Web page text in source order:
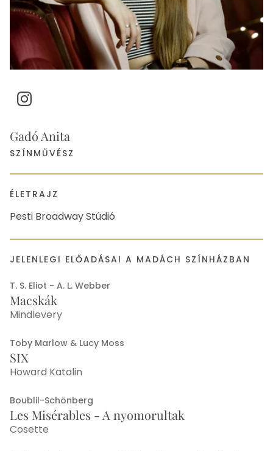
Instagram
Gadó Anita
SZÍNMŰVÉSZ
ÉLETRAJZ
Pesti Broadway Stúdió
JELENLEGI ELŐADÁSAI A MADÁCH SZÍNHÁZBAN
T. S. Eliot - A. L. Webber
Macskák
Mindlevery
Toby Marlow & Lucy Moss
SIX
Howard Katalin
Boublil-Schönberg
Les Misérables - A nyomorultak
Cosette